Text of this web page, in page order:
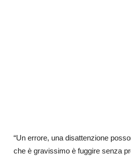
“Un errore, una disattenzione
che è gravissimo è fuggire senza